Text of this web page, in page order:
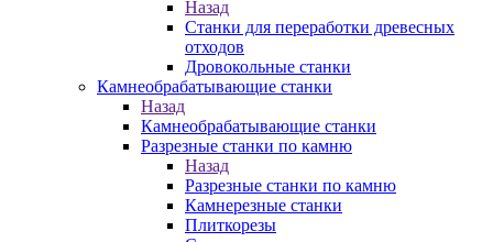
Назад
Станки для переработки древесных
отходов
Дровокольные станки
Камнеобрабатывающие станки
Назад
Камнеобрабатывающие станки
Разрезные станки по камню
Назад
Разрезные станки по камню
Камнерезные станки
Плиткорезы